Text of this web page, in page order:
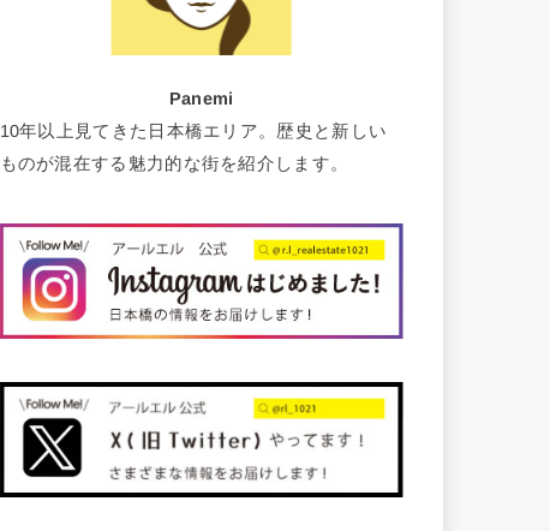
Panemi
10年以上見てきた日本橋エリア。歴史と新しい
ものが混在する魅力的な街を紹介します。